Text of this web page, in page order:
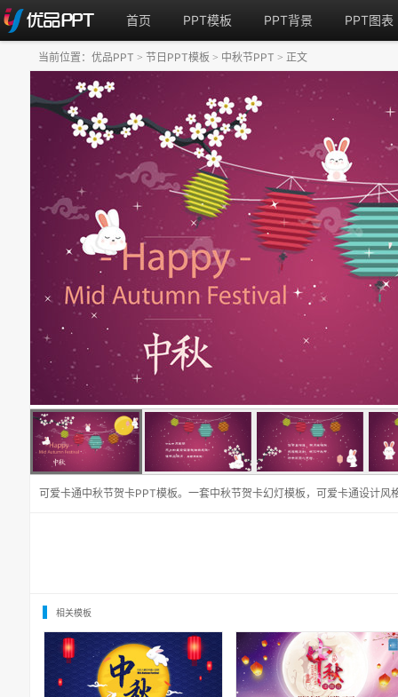
首页 PPT模板 PPT背景 PPT图表
可爱卡通中秋节贺卡PPT模板。一套中秋节贺卡幻灯模板，可爱卡通设计风
当前位置： 优品PPT > 节日PPT模板 > 中秋节PPT > 正文
相关模板